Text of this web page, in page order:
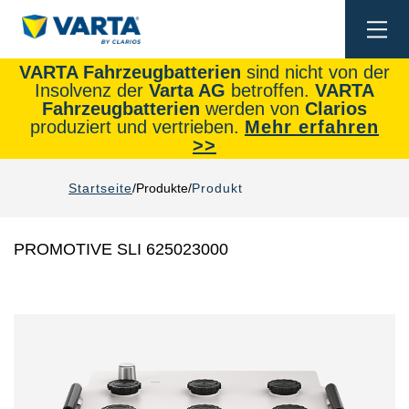
VARTA Fahrzeugbatterien sind nicht von der
Insolvenz der Varta AG betroffen. VARTA
Fahrzeugbatterien werden von Clarios
produziert und vertrieben. Mehr erfahren
>>
Startseite Produkte Produkt
PROMOTIVE SLI 625023000